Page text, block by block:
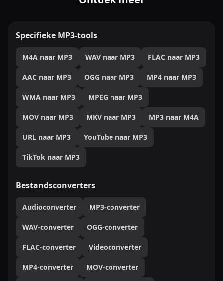
Specifieke MP3-tools
M4A naar MP3 WAV naar MP3 FLAC naar MP3
AAC naar MP3 OGG naar MP3 MP4 naar MP3
WMA naar MP3 MPEG naar MP3
MOV naar MP3 MKV naar MP3 MP3 naar M4A
URL naar MP3 YouTube naar MP3
TikTok naar MP3
Bestandsconverters
Audioconverter MP3-converter
WAV-converter OGG-converter
FLAC-converter Videoconverter
MP4-converter MOV-converter